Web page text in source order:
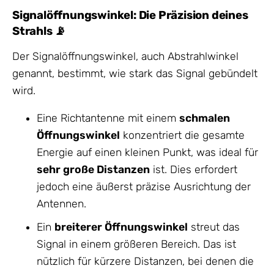
Signalöffnungswinkel: Die Präzision deines
Strahls 📡
Der Signalöffnungswinkel, auch Abstrahlwinkel
genannt, bestimmt, wie stark das Signal gebündelt
wird.
Eine Richtantenne mit einem schmalen
Öffnungswinkel konzentriert die gesamte
Energie auf einen kleinen Punkt, was ideal für
sehr große Distanzen ist. Dies erfordert
jedoch eine äußerst präzise Ausrichtung der
Antennen.
Ein breiterer Öffnungswinkel streut das
Signal in einem größeren Bereich. Das ist
nützlich für kürzere Distanzen, bei denen die